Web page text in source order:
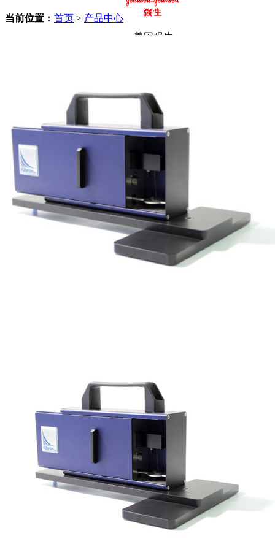
美国强生
当前位置 ： 首页 > 产品中心